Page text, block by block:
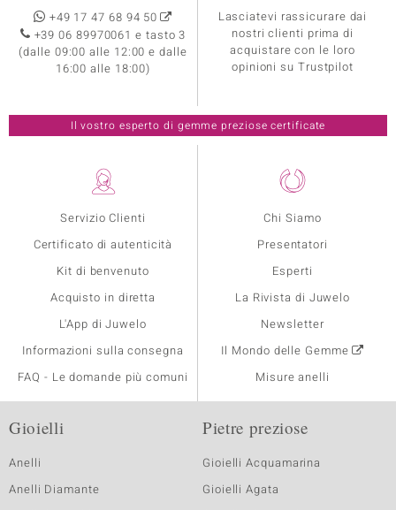
Servizio Clienti
Certificato di autenticità
Kit di benvenuto
Acquisto in diretta
L'App di Juwelo
Informazioni sulla consegna
FAQ - Le domande più comuni
Chi Siamo
Presentatori
Esperti
La Rivista di Juwelo
Newsletter
Il Mondo delle Gemme
Misure anelli
+49 17 47 68 94 50
+39 06 89970061 e tasto 3
(dalle 09:00 alle 12:00 e dalle
16:00 alle 18:00)
Lasciatevi rassicurare dai
nostri clienti prima di
acquistare con le loro
opinioni su Trustpilot
Il vostro esperto di gemme preziose certificate
Gioielli
Anelli
Anelli Diamante
Pietre preziose
Gioielli Acquamarina
Gioielli Agata